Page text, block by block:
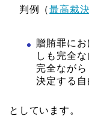
判例（最高裁
贈賄罪に
しも完全
完全なが
決定する
としています。